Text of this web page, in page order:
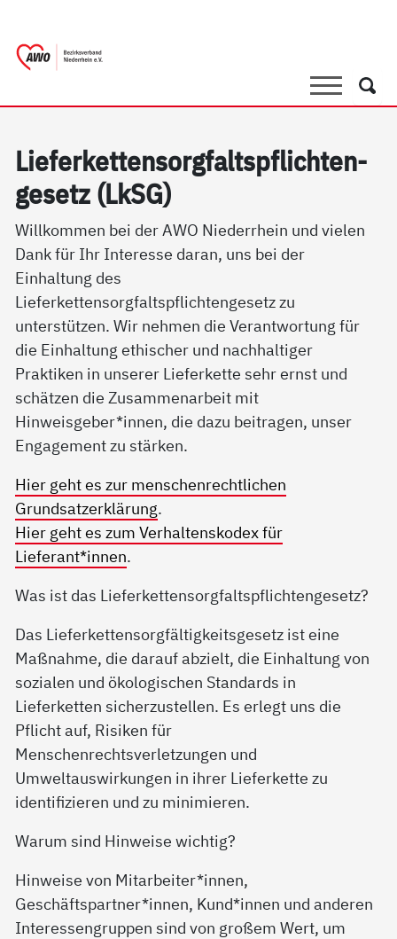
SucheSuche
Lie­fer­ket­ten­sorg­faltspf­lich­ten­
ge­setz (LkSG)
Willkommen bei der AWO Niederrhein und vielen
Dank für Ihr Interesse daran, uns bei der
Einhaltung des
Lieferkettensorgfaltspflichtengesetz zu
unterstützen. Wir nehmen die Verantwortung für
die Einhaltung ethischer und nachhaltiger
Praktiken in unserer Lieferkette sehr ernst und
schätzen die Zusammenarbeit mit
Hinweisgeber*innen, die dazu beitragen, unser
Engagement zu stärken.
Hier geht es zur menschenrechtlichen
Grundsatzerklärung.
Hier geht es zum Verhaltenskodex für
Lieferant*innen.
Was ist das Lieferkettensorgfaltspflichtengesetz?
Das Lieferkettensorgfältigkeitsgesetz ist eine
Maßnahme, die darauf abzielt, die Einhaltung von
sozialen und ökologischen Standards in
Lieferketten sicherzustellen. Es erlegt uns die
Pflicht auf, Risiken für
Menschenrechtsverletzungen und
Umweltauswirkungen in ihrer Lieferkette zu
identifizieren und zu minimieren.
Warum sind Hinweise wichtig?
Hinweise von Mitarbeiter*innen,
Geschäftspartner*innen, Kund*innen und anderen
Interessengruppen sind von großem Wert, um